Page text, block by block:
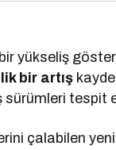
yükseliş
bir artış
sürümleri tespit
çalabilen